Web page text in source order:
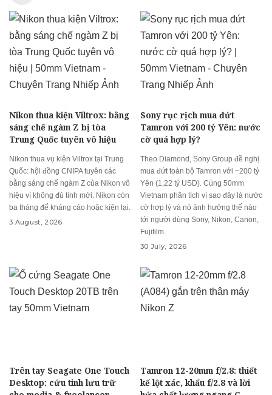
Nikon thua kiện Viltrox: bằng
sáng chế ngàm Z bị tòa
Trung Quốc tuyên vô hiệu
Nikon thua vụ kiện Viltrox tại Trung
Quốc: hội đồng CNIPA tuyên các
bằng sáng chế ngàm Z của Nikon vô
hiệu vì không đủ tính mới. Nikon còn
ba tháng để kháng cáo hoặc kiện lại.
3 August, 2026
Sony rục rịch mua đứt
Tamron với 200 tỷ Yên: nước
cờ quá hợp lý?
Theo Diamond, Sony Group đề nghị
mua đứt toàn bộ Tamron với ~200 tỷ
Yên (1,22 tỷ USD). Cùng 50mm
Vietnam phân tích vì sao đây là nước
cờ hợp lý và nó ảnh hưởng thế nào
tới người dùng Sony, Nikon, Canon,
Fujifilm.
30 July, 2026
Trên tay Seagate One Touch
Desktop: cứu tinh lưu trữ
Tamron 12-20mm f/2.8: thiết
kế lột xác, khẩu f/2.8 và lời